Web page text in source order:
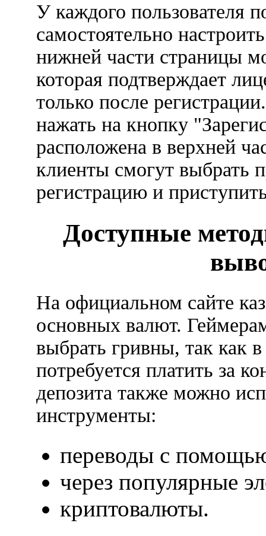
У каждого пользователя
самостоятельно
нижней части страницы
которая подтверждает
только после
нажать на кнопку
расположена в верхней
клиенты смогут выбрать
регистрацию и
Доступные
На официальном сайте
основных валют.
выбрать гривны, так как
потребуется платить за
депозита также можно
инструменты:
переводы с
через популярные
криптовалюты.